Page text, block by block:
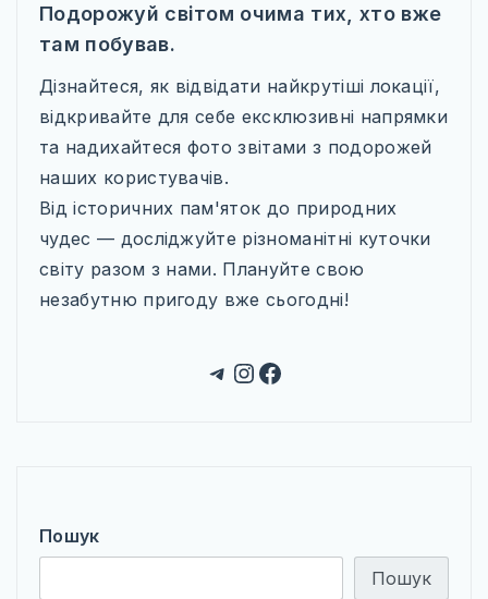
Подорожуй світом очима тих, хто вже
там побував.
Дізнайтеся, як відвідати найкрутіші локації,
відкривайте для себе ексклюзивні напрямки
та надихайтеся фото звітами з подорожей
наших користувачів.
Від історичних пам'яток до природних
чудес — досліджуйте різноманітні куточки
світу разом з нами. Плануйте свою
незабутню пригоду вже сьогодні!
Telegram
Instagram
Facebook
Пошук
Пошук